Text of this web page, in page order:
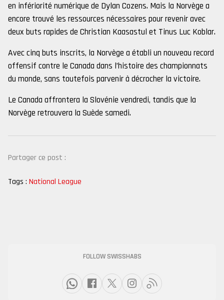
en infériorité numérique de Dylan Cozens. Mais la Norvège a
encore trouvé les ressources nécessaires pour revenir avec
deux buts rapides de Christian Kaasastul et Tinus Luc Koblar.
Avec cinq buts inscrits, la Norvège a établi un nouveau record
offensif contre le Canada dans l’histoire des championnats
du monde, sans toutefois parvenir à décrocher la victoire.
Le Canada affrontera la Slovénie vendredi, tandis que la
Norvège retrouvera la Suède samedi.
Partager ce post :
Tags : National League
FOLLOW SWISSHABS